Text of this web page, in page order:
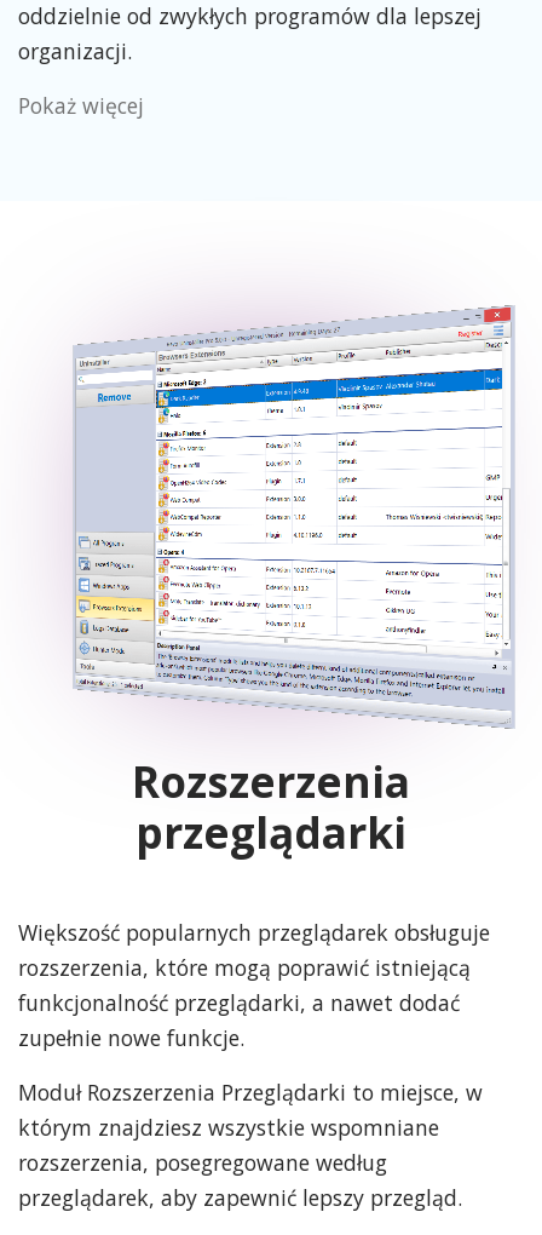
oddzielnie od zwykłych programów dla lepszej
organizacji.
Pokaż więcej
Rozszerzenia
przeglądarki
Większość popularnych przeglądarek obsługuje
rozszerzenia, które mogą poprawić istniejącą
funkcjonalność przeglądarki, a nawet dodać
zupełnie nowe funkcje.
Moduł Rozszerzenia Przeglądarki to miejsce, w
którym znajdziesz wszystkie wspomniane
rozszerzenia, posegregowane według
przeglądarek, aby zapewnić lepszy przegląd.